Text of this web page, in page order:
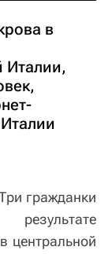
в
Италии,
гражданки
центральной